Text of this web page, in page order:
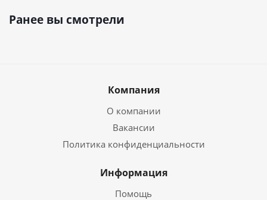
Ранее вы смотрели
Компания
О компании
Вакансии
Политика конфиденциальности
Информация
Помощь